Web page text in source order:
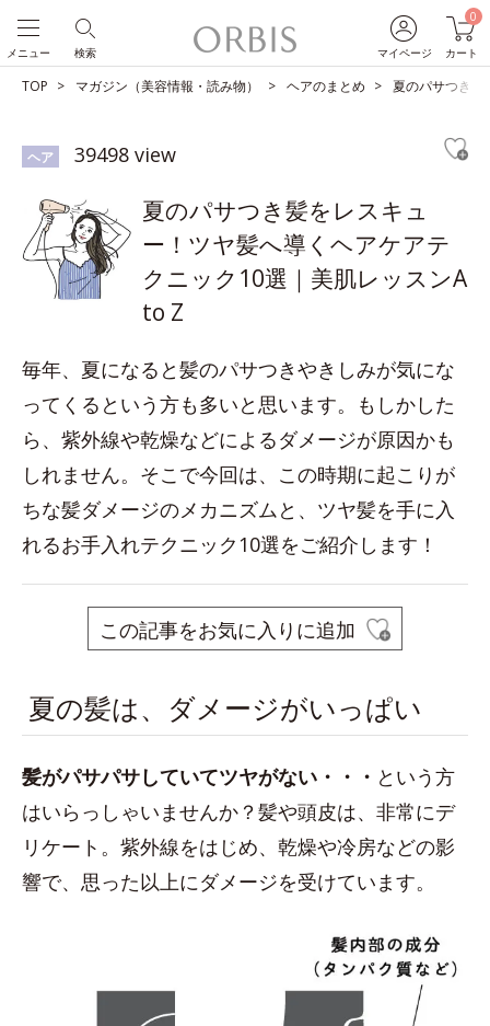
マイページ
0
カート
検索
メニュー
TOP マガジン（美容情報・読み物） ヘアのまとめ 夏のパサつき髪
ヘア 39498 view
夏のパサつき髪をレスキュ
ー！ツヤ髪へ導くヘアケアテ
クニック10選｜美肌レッスンA
to Z
毎年、夏になると髪のパサつきやきしみが気にな
ってくるという方も多いと思います。もしかした
ら、紫外線や乾燥などによるダメージが原因かも
しれません。そこで今回は、この時期に起こりが
ちな髪ダメージのメカニズムと、ツヤ髪を手に入
れるお手入れテクニック10選をご紹介します！
この記事をお気に入りに追加
夏の髪は、ダメージがいっぱい
髪がパサパサしていてツヤがない・・ ・ という方
はいらっしゃいませんか？髪や頭皮は、非常にデ
リケート。紫外線をはじめ、乾燥や冷房などの影
響で、思った以上にダメージを受けています。